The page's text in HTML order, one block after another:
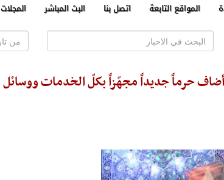
المواقع التابعة اتصل بنا البث المباشر المجلات